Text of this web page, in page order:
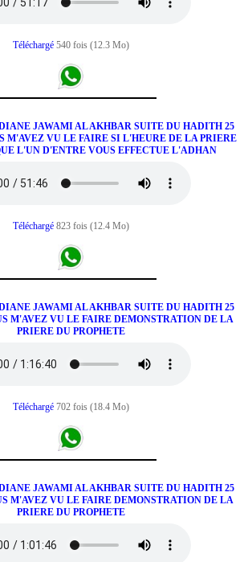
Téléchargé 540 fois (12.3 Mo)
JAWAMI AL AKHBAR SUITE DU HADITH 25
M'AVEZ VU LE FAIRE SI L'HEURE DE LA PRIERE
L'UN D'ENTRE VOUS EFFECTUE L'ADHAN
Téléchargé 823 fois (12.4 Mo)
JAWAMI AL AKHBAR SUITE DU HADITH 25
M'AVEZ VU LE FAIRE DEMONSTRATION DE LA
PRIERE DU PROPHETE
Téléchargé 702 fois (18.4 Mo)
JAWAMI AL AKHBAR SUITE DU HADITH 25
M'AVEZ VU LE FAIRE DEMONSTRATION DE LA
PRIERE DU PROPHETE